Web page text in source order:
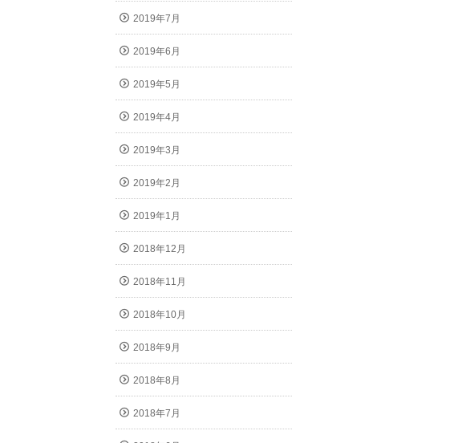
2019年7月
2019年6月
2019年5月
2019年4月
2019年3月
2019年2月
2019年1月
2018年12月
2018年11月
2018年10月
2018年9月
2018年8月
2018年7月